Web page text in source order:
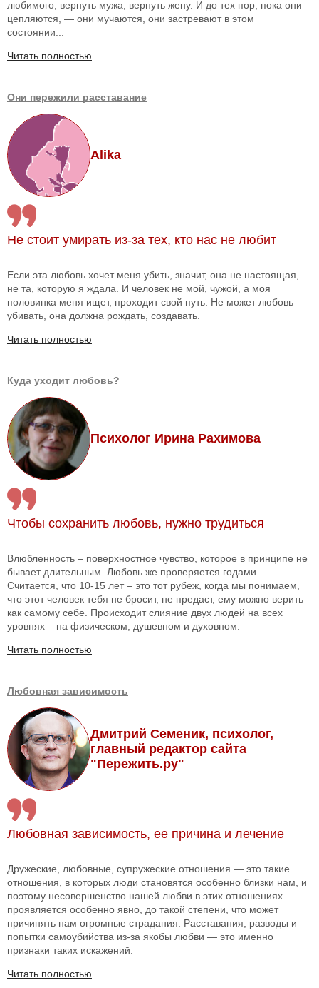
любимого, вернуть мужа, вернуть жену. И до тех пор, пока они
цепляются, — они мучаются, они застревают в этом
состоянии...
Читать полностью
Они пережили расставание
Alika
Не стоит умирать из-за тех, кто нас не любит
Если эта любовь хочет меня убить, значит, она не настоящая,
не та, которую я ждала. И человек не мой, чужой, а моя
половинка меня ищет, проходит свой путь. Не может любовь
убивать, она должна рождать, создавать.
Читать полностью
Куда уходит любовь?
Психолог Ирина Рахимова
Чтобы сохранить любовь, нужно трудиться
Влюбленность – поверхностное чувство, которое в принципе не
бывает длительным. Любовь же проверяется годами.
Считается, что 10-15 лет – это тот рубеж, когда мы понимаем,
что этот человек тебя не бросит, не предаст, ему можно верить
как самому себе. Происходит слияние двух людей на всех
уровнях – на физическом, душевном и духовном.
Читать полностью
Любовная зависимость
Дмитрий Семеник, психолог,
главный редактор сайта
"Пережить.ру"
Любовная зависимость, ее причина и лечение
Дружеские, любовные, супружеские отношения — это такие
отношения, в которых люди становятся особенно близки нам, и
поэтому несовершенство нашей любви в этих отношениях
проявляется особенно явно, до такой степени, что может
причинять нам огромные страдания. Расставания, разводы и
попытки самоубийства из-за якобы любви — это именно
признаки таких искажений.
Читать полностью